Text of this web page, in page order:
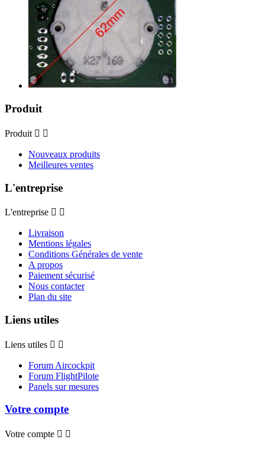
Produit
Produit  
Nouveaux produits
Meilleures ventes
L'entreprise
L'entreprise  
Livraison
Mentions légales
Conditions Générales de vente
A propos
Paiement sécurisé
Nous contacter
Plan du site
Liens utiles
Liens utiles  
Forum Aircockpit
Forum FlightPilote
Panels sur mesures
Votre compte
Votre compte  